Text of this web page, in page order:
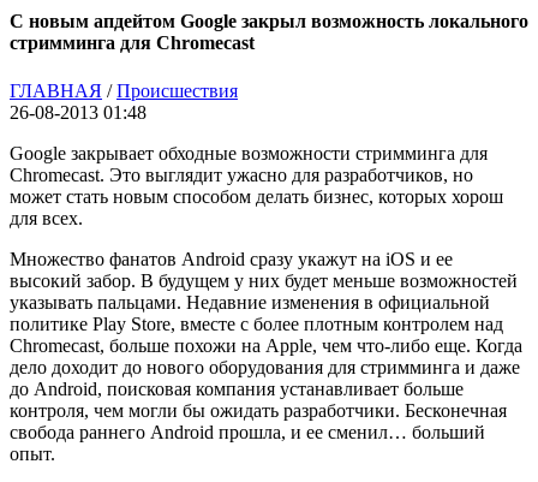
С новым апдейтом Google закрыл возможность локального
стримминга для Chromecast
ГЛАВНАЯ /Происшествия
26-08-2013 01:48
Google закрывает обходные возможности стримминга для
Chromecast. Это выглядит ужасно для разработчиков, но
может стать новым способом делать бизнес, которых хорош
для всех.
Множество фанатов Android сразу укажут на iOS и ее
высокий забор. В будущем у них будет меньше возможностей
указывать пальцами. Недавние изменения в официальной
политике Play Store, вместе с более плотным контролем над
Chromecast, больше похожи на Apple, чем что-либо еще. Когда
дело доходит до нового оборудования для стримминга и даже
до Android, поисковая компания устанавливает больше
контроля, чем могли бы ожидать разработчики. Бесконечная
свобода раннего Android прошла, и ее сменил… больший
опыт.